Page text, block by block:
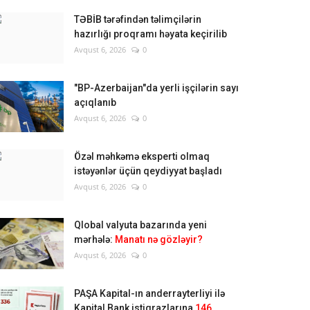
TƏBİB tərəfindən təlimçilərin
hazırlığı proqramı həyata keçirilib
Avqust 6, 2026 0
"BP-Azerbaijan"da yerli işçilərin sayı
açıqlanıb
Avqust 6, 2026 0
Özəl məhkəmə eksperti olmaq
istəyənlər üçün qeydiyyat başladı
Avqust 6, 2026 0
Qlobal valyuta bazarında yeni
mərhələ: Manatı nə gözləyir?
Avqust 6, 2026 0
PAŞA Kapital-ın anderrayterliyi ilə